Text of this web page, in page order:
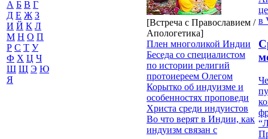
А Б В Г
Д Е Ж З
И Й К Л
М Н О П
Р С Т У
Ф Х Ц Ч
Ш Щ Э Ю
Я
[Встреча с Православием /
Апологетика]
Плен многоликой Индии
Беседа со специалистом
по истории религий
протоиереем Олегом
Корытко об индуизме и
особенностях проповеди
Христа среди индуистов
Во что верят в Индии, как
индуизм связан с
в